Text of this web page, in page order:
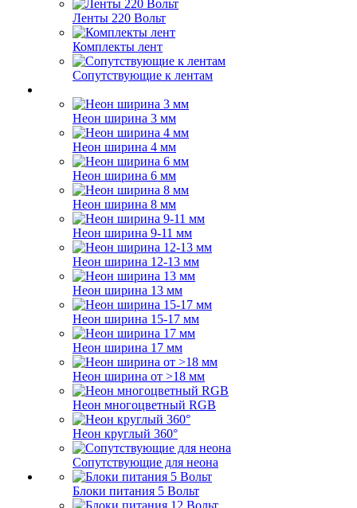
Ленты 220 Вольт
Комплекты лент
Сопутствующие к лентам
Неон ширина 3 мм
Неон ширина 4 мм
Неон ширина 6 мм
Неон ширина 8 мм
Неон ширина 9-11 мм
Неон ширина 12-13 мм
Неон ширина 13 мм
Неон ширина 15-17 мм
Неон ширина 17 мм
Неон ширина от >18 мм
Неон многоцветный RGB
Неон круглый 360°
Сопутствующие для неона
Блоки питания 5 Вольт